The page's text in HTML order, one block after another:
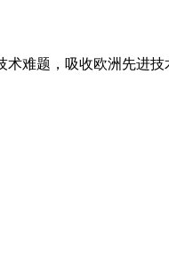
难题，吸收欧洲先进